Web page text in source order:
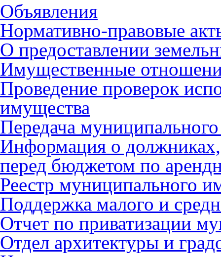
Объявления
Нормативно-правовые
О предоставлении
Имущественные
Проведение проверок
имущества
Передача
Информация о
перед бюджетом по
Реестр муниципального
Поддержка малого и
Отчет по приватизации
Отдел архитектуры и